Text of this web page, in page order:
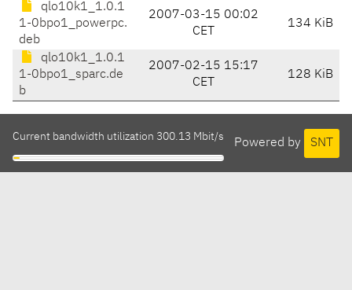
qlo10k1_1.0.1
1-0bpo1_powerpc.
deb
2007-03-15 00:02
CET
134 KiB
qlo10k1_1.0.1
1-0bpo1_sparc.de
b
2007-02-15 15:17
CET
128 KiB
Powered by SNT
Current bandwidth utilization 300.13 Mbit/s